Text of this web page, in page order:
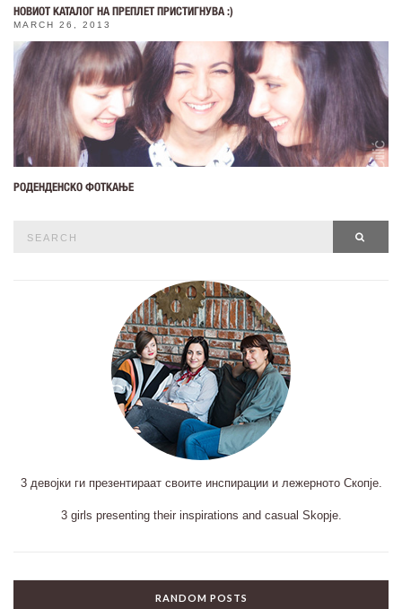
НОВИОТ КАТАЛОГ НА ПРЕПЛЕТ ПРИСТИГНУВА :)
MARCH 26, 2013
РОДЕНДЕНСКО ФОТКАЊЕ
3 девојки ги презентираат своите инспирации и лежерното Скопје.
3 girls presenting their inspirations and casual Skopje.
RANDOM POSTS